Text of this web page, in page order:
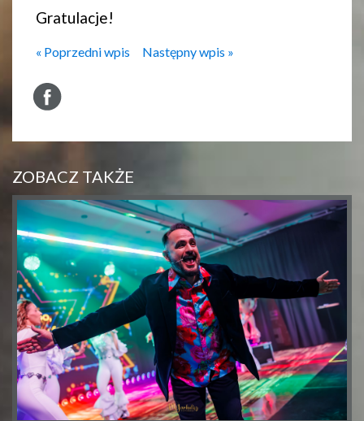
Gratulacje!
« Poprzedni wpis Następny wpis »
ZOBACZ TAKŻE